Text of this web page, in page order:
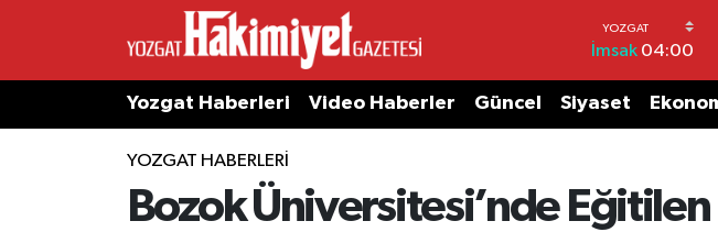
İmsak04:00
Yozgat Haberleri Video Haberler Güncel Siyaset
YOZGAT HABERLERI
Bozok Üniversitesi’nde Eğitilen